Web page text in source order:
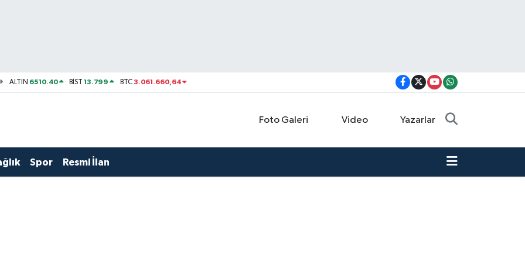
ALTIN 6510.40 BİST13.799 BTC3.061.660,64
Foto Galeri Video Yazarlar
Spor Resmi İlan